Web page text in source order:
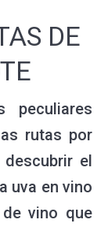
DE
peculiares
rutas por
el
uva en vino
vino que